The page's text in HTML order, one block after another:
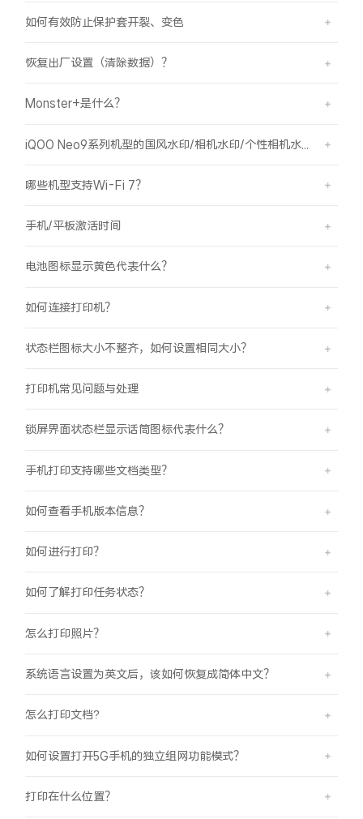
全部智能硬件
如何有效防止保护套开裂、变色
恢复出厂设置（清除数据）？
Monster+是什么？
哪些机型支持Wi-Fi 7？
手机/平板激活时间
电池图标显示黄色代表什么？
如何连接打印机？
状态栏图标大小不整齐，如何设置相同大小？
打印机常见问题与处理
锁屏界面状态栏显示话筒图标代表什么？
手机打印支持哪些文档类型？
如何查看手机版本信息？
如何进行打印？
如何了解打印任务状态？
怎么打印照片？
系统语言设置为英文后，该如何恢复成简体中文？
怎么打印文档?
如何设置打开5G手机的独立组网功能模式？
打印在什么位置？